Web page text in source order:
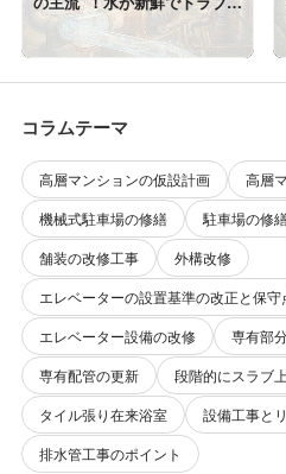
少ないで」
コラムテーマ
高層マンションの仮設計画
高層
機械式駐車場の修繕
駐車場の修
舗装の改修工事
外構改修
エレベーターの設置基準の改正と保守
エレベーター設備の改修
専有部
専有配管の更新
段階的にスラブ
タイル張り在来浴室
設備工事と
排水管工事のポイント